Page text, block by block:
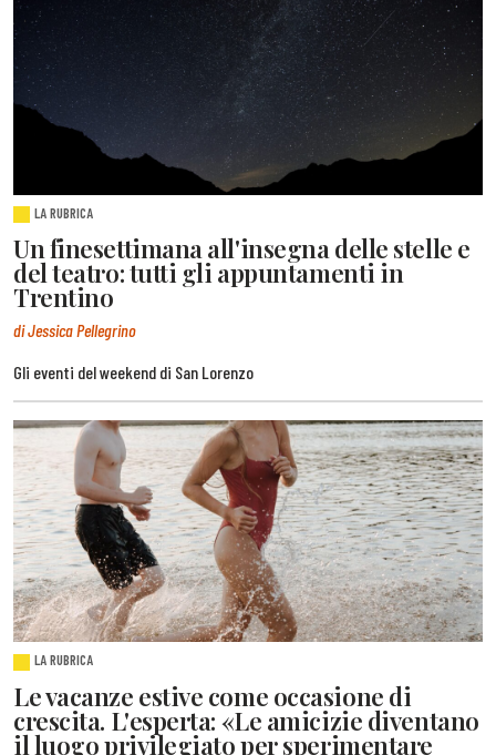
LA RUBRICA
Un finesettimana all'insegna delle stelle e
del teatro: tutti gli appuntamenti in
Trentino
di Jessica Pellegrino
Gli eventi del weekend di San Lorenzo
LA RUBRICA
Le vacanze estive come occasione di
crescita. L'esperta: «Le amicizie diventano
il luogo privilegiato per sperimentare